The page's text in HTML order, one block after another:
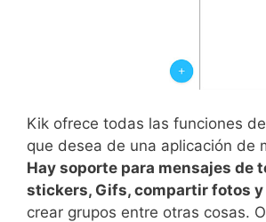
Kik ofrece todas las funciones
que desea de una aplicación de
Hay soporte para mensajes de
stickers, Gifs, compartir fotos y
crear grupos entre otras cosas.